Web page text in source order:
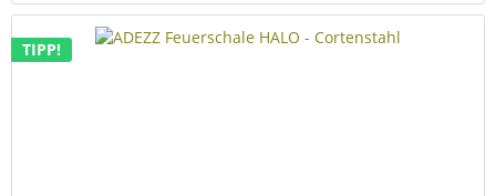
TIPP!